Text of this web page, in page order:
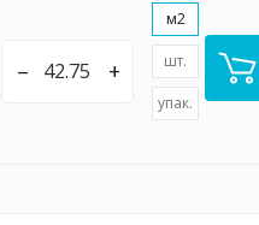
– +
м2
шт.
упак.